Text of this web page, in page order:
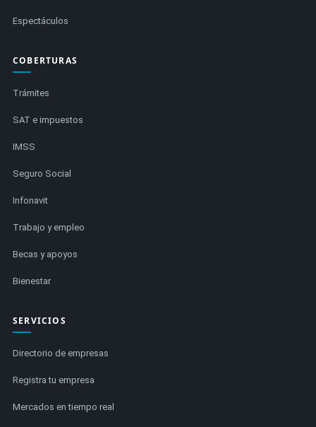
Espectáculos
COBERTURAS
Trámites
SAT e impuestos
IMSS
Seguro Social
Infonavit
Trabajo y empleo
Becas y apoyos
Bienestar
SERVICIOS
Directorio de empresas
Registra tu empresa
Mercados en tiempo real